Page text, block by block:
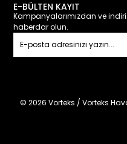
E-BÜLTEN KAYIT
Kampanyalarımızdan ve
haberdar olun.
© 2026 Vorteks / Vorteks